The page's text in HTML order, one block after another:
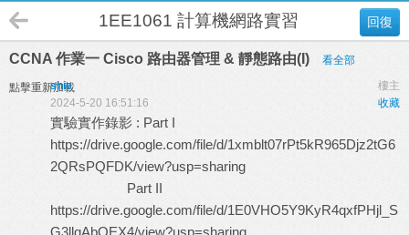
回復
1EE1061 計算機網路實習 B班
CCNA 作業一 Cisco 路由器管理 & 靜態路由(I) 看全部
點擊重新加載 樓主
shie
收藏
2024-5-20 16:51:16
實驗實作錄影 : Part I
https://drive.google.com/file/d/1xmblt07rPt5kR965Djz2tG6
2QRsPQFDK/view?usp=sharing
Part II
https://drive.google.com/file/d/1E0VHO5Y9KyR4qxfPHjl_S
G3llqAbOEX4/view?usp=sharing